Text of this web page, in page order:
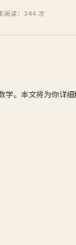
阅读：344 次
学。本文将为你详